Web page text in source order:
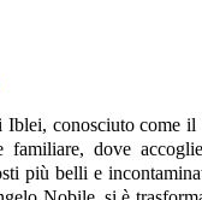
Iblei, conosciuto come
dove
più belli e